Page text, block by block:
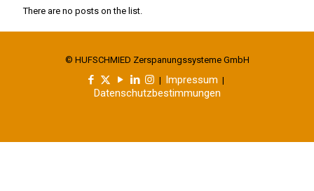
There are no posts on the list.
© HUFSCHMIED Zerspanungssysteme GmbH
| Impressum |
Datenschutzbestimmungen